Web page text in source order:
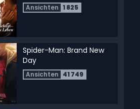
Ansichten 1 825
Spider-Man: Brand New
Day
Ansichten 41 749